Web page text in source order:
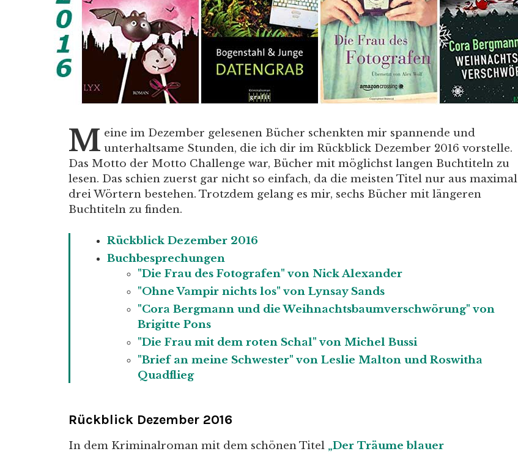
M eine im Dezember gelesenen Bücher schenkten mir spannende und
unterhaltsame Stunden, die ich dir im Rückblick Dezember 2016 vorstelle.
Das Motto der Motto Challenge war, Bücher mit möglichst langen Buchtiteln zu
lesen. Das schien zuerst gar nicht so einfach, da die meisten Titel nur aus maximal
drei Wörtern bestehen. Trotzdem gelang es mir, sechs Bücher mit längeren
Buchtiteln zu finden.
Rückblick Dezember 2016
Buchbesprechungen
"Die Frau des Fotografen" von Nick Alexander
"Ohne Vampir nichts los" von Lynsay Sands
"Cora Bergmann und die Weihnachtsbaumverschwörung" von
Brigitte Pons
"Die Frau mit dem roten Schal" von Michel Bussi
"Brief an meine Schwester" von Leslie Malton und Roswitha
Quadflieg
Rückblick Dezember 2016
In dem Kriminalroman mit dem schönen Titel „Der Träume blauer